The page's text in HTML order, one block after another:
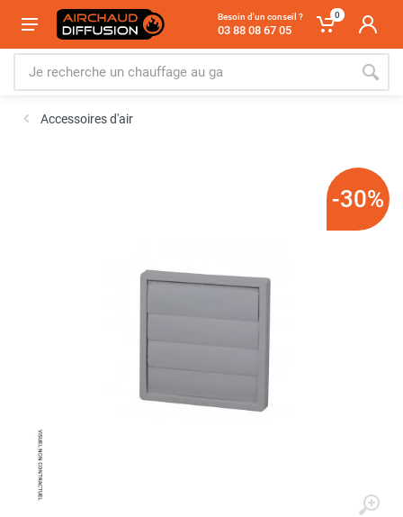
Besoin d'un conseil ?
03 88 08 67 05
0
Accessoires d'air
-30%